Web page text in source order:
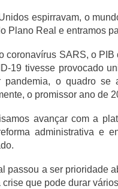
espirravam, o
Plano Real e entramos
coronavírus SARS, o
19 tivesse provocado
o quadro se
o promissor ano de
avançar com a
administrativa e
passou a ser prioridade
que pode durar